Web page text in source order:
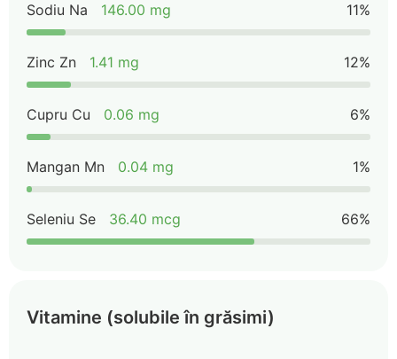
Sodiu Na 146.00 mg 11%
Zinc Zn 1.41 mg 12%
Cupru Cu 0.06 mg 6%
Mangan Mn 0.04 mg 1%
Seleniu Se 36.40 mcg 66%
Vitamine (solubile în grăsimi)